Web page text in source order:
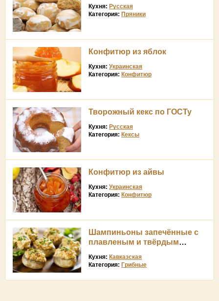
Кухня: Русская
Категория: Пряники
Конфитюр из яблок
Кухня: Украинская
Категория: Конфитюр
Творожный кекс по ГОСТу
Кухня: Русская
Категория: Кексы
Конфитюр из айвы
Кухня: Украинская
Категория: Конфитюр
Шампиньоны запечённые с
плавленым и твёрдым
Кухня: Кавказская
Категория: Грибные